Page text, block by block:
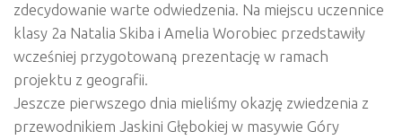
zdecydowanie warte odwiedzenia. Na miejscu uczennice
klasy 2a Natalia Skiba i Amelia Worobiec przedstawiły
wcześniej przygotowaną prezentację w ramach
projektu z geografii.
Jeszcze pierwszego dnia mieliśmy okazję zwiedzenia z
przewodnikiem Jaskini Głębokiej w masywie Góry